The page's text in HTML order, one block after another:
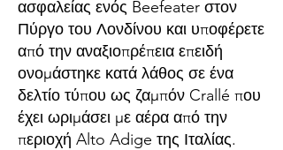
ασφαλείας ενός Beefeater στον
Πύργο του Λονδίνου και υποφέρετε
από την αναξιοπρέπεια επειδή
ονομάστηκε κατά λάθος σε ένα
δελτίο τύπου ως ζαμπόν Crallé που
έχει ωριμάσει με αέρα από την
περιοχή Alto Adige της Ιταλίας.